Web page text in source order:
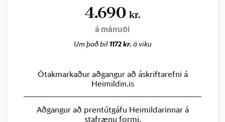
4.690 kr.
á mánuði
Um það bil1172 kr. á viku
Ótakmarkaður aðgangur að áskriftarefni á
Heimildin.is
Aðgangur að prentútgáfu Heimildarinnar á
stafrænu formi.